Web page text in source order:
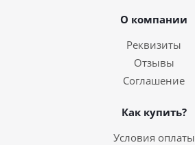
О компании
Реквизиты
Отзывы
Соглашение
Как купить?
Условия оплаты